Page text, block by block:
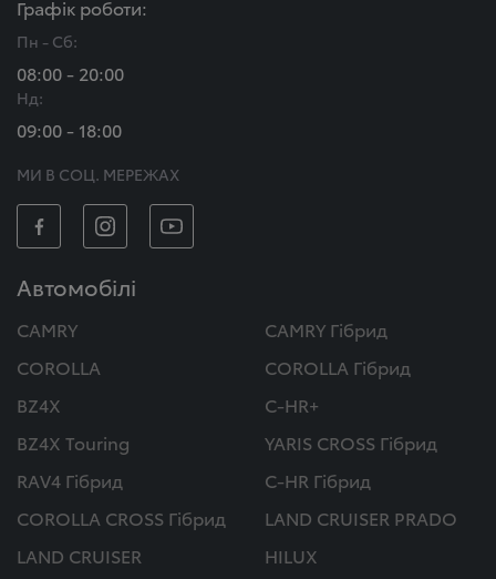
Графік роботи:
Пн - Сб:
08:00 - 20:00
Нд:
09:00 - 18:00
МИ В СОЦ. МЕРЕЖАХ
Автомобілі
CAMRY
CAMRY Гібрид
COROLLA
COROLLA Гібрид
BZ4X
C-HR+
BZ4X Touring
YARIS CROSS Гібрид
RAV4 Гібрид
C-HR Гібрид
COROLLA CROSS Гібрид
LAND CRUISER PRADO
LAND CRUISER
HILUX